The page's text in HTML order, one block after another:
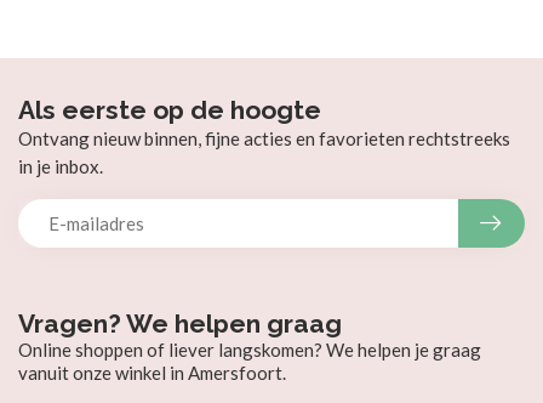
Vragen? We helpen graag
Online shoppen of liever langskomen? We helpen je graag
vanuit onze winkel in Amersfoort.
Als eerste op de hoogte
Ontvang nieuw binnen, fijne acties en favorieten rechtstreeks
in je inbox.